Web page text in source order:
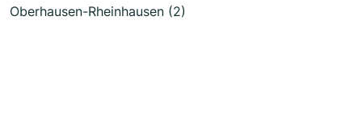
Oberhausen-Rheinhausen (2)